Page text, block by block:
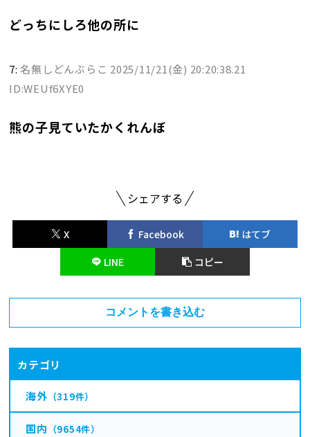
どっちにしろ他の所に
7:名無しどんぶらこ 2025/11/21(金) 20:20:38.21
ID:WEUf6XYE0
熊の子見ていたかくれんぼ
シェアする
X Facebook
はてブ
LINE
コピー
コメントを書き込む
カテゴリ
海外 （319件）
国内 （9654件）